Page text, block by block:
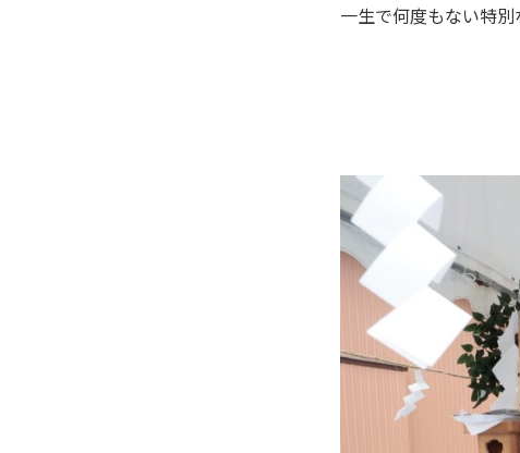
一生で何度もない特別